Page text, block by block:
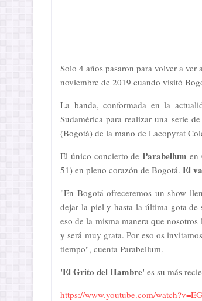
Solo 4 años pasaron para volver a ver
noviembre de 2019 cuando visitó
La banda, conformada en la
Sudamérica para realizar una serie
(Bogotá) de la mano de Lacopyrat
El único concierto deParabellum en
51) en pleno corazón de Bogotá. El
"En Bogotá ofreceremos un show
dejar la piel y hasta la última gota
eso de la misma manera que
y será muy grata. Por eso os
tiempo", cuenta Parabellum.
'El Grito del Hambre' es su más
https://www.youtube.com/